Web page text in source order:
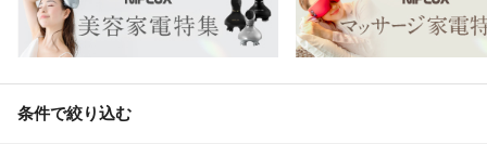
条件で絞り込む